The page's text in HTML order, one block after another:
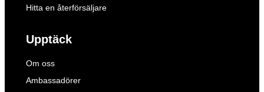
Hitta en återförsäljare
Upptäck
Om oss
Ambassadörer